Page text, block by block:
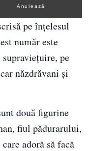
Anulează
pe înțelesul
număr este
supraviețuire, pe
năzdrăvani și
două figurine
fiul pădurarului,
adoră să facă